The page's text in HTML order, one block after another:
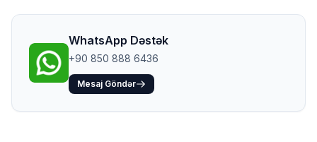
WhatsApp Dəstək
+90 850 888 6436
Mesaj Göndər